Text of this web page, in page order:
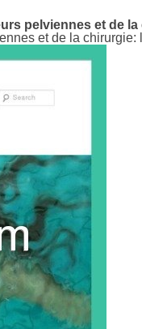
pelviennes et de
et de la